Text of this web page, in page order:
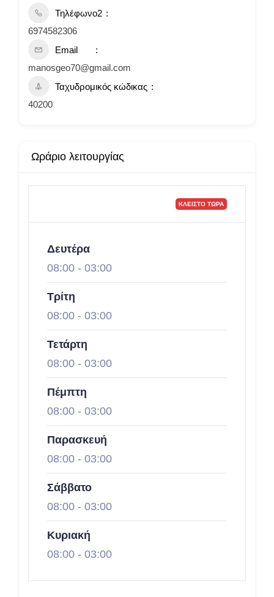
Τηλέφωνο2
6974582306
Email
manosgeo70@gmail.com
Ταχυδρομικός κώδικας
40200
Ωράριο λειτουργίας
ΚΛΕΙΣΤΌ ΤΏΡΑ
Δευτέρα
08:00 - 03:00
Τρίτη
08:00 - 03:00
Τετάρτη
08:00 - 03:00
Πέμπτη
08:00 - 03:00
Παρασκευή
08:00 - 03:00
Σάββατο
08:00 - 03:00
Κυριακή
08:00 - 03:00